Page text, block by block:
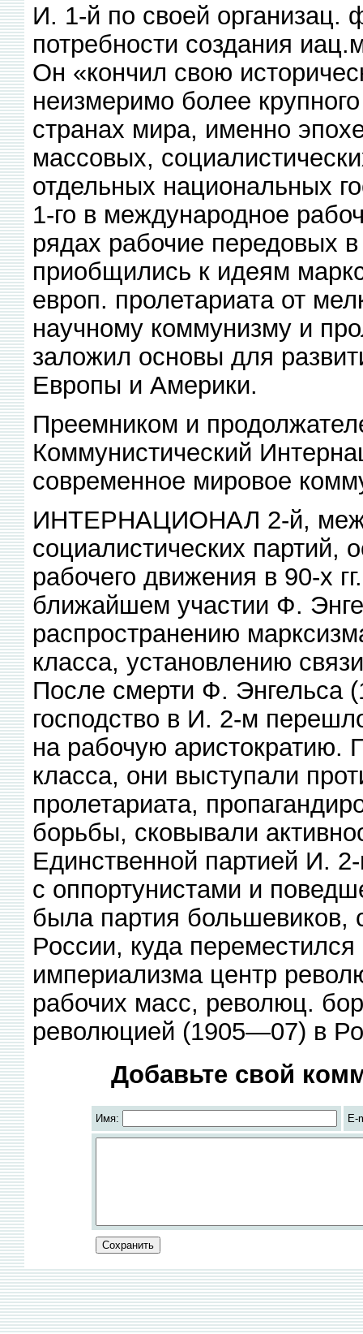
И. 1-й по своей организац.
потребности создания
Он «кончил свою
неизмеримо более
странах мира, именно
массовых,
отдельных национальных
1-го в международное
рядах рабочие передовых
приобщились к идеям
европ. пролетариата от
научному коммунизму и
заложил основы для
Европы и Америки.
Преемником и
Коммунистический
современное мировое
ИНТЕРНАЦИОНАЛ 2-й,
социалистических партий,
рабочего движения в 90-х
ближайшем участии Ф.
распространению
класса, установлению
После смерти Ф. Энгельса
господство в И. 2-м
на рабочую аристократию.
класса, они выступали
пролетариата,
борьбы, сковывали
Единственной партией И.
с оппортунистами и
была партия
России, куда
империализма центр
рабочих масс, революц.
революцией (1905—07) в
Добавьте свой
Имя: E-